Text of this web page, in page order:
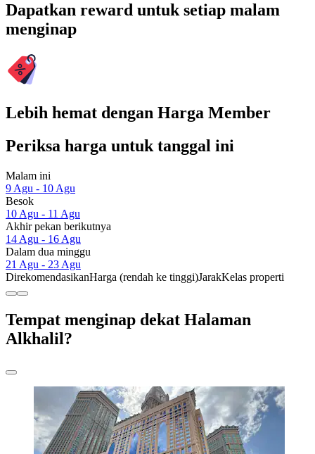
Dapatkan reward untuk setiap malam
menginap
Lebih hemat dengan Harga Member
Periksa harga untuk tanggal ini
Malam ini
9 Agu - 10 Agu
Besok
10 Agu - 11 Agu
Akhir pekan berikutnya
14 Agu - 16 Agu
Dalam dua minggu
21 Agu - 23 Agu
DirekomendasikanHarga (rendah ke tinggi)JarakKelas properti
Tempat menginap dekat Halaman
Alkhalil?